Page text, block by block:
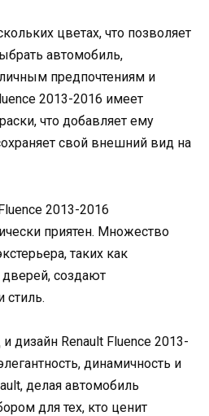
цветах, что позволяет
автомобиль,
предпочтениям и
2013-2016 имеет
что добавляет ему
свой внешний вид на
2013-2016
приятен. Множество
таких как
создают
стиль.
дизайн Renault Fluence 2013-
динамичность и
делая автомобиль
для тех, кто ценит